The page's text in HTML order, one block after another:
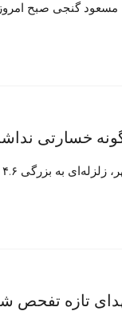
مسعود گنجی صبح
خسارتی
یکشنبه ۷ بهمن ماه در عمق ۱۰ کیلومتری، اسپکه
تازه تفحص